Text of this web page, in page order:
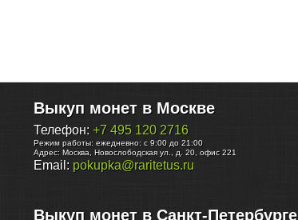
Выкуп монет в Москве
Телефон: +7 495 120 2716
Режим работы: ежедневно: с 9:00 до 21:00
Адрес: Москва Новослободская ул., д. 20, офис 221
Email: pokupka@raritetus.ru
Выкуп монет в Санкт-Петербурге